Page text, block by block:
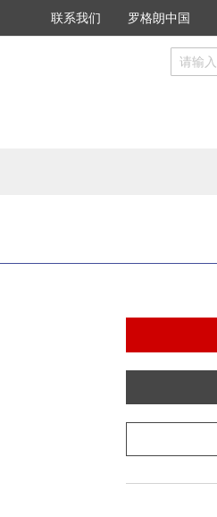
联系我们 罗格朗中国